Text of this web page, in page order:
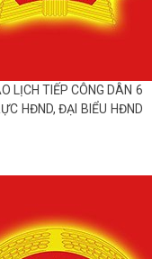
LỊCH TIẾP CÔNG DÂN 6
HĐND, ĐẠI BIỂU HĐND